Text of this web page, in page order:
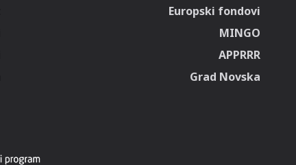
Europski fondovi
MINGO
APPRRR
Grad Novska